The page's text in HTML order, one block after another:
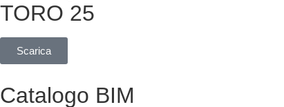
TORO 25
Scarica
Catalogo BIM